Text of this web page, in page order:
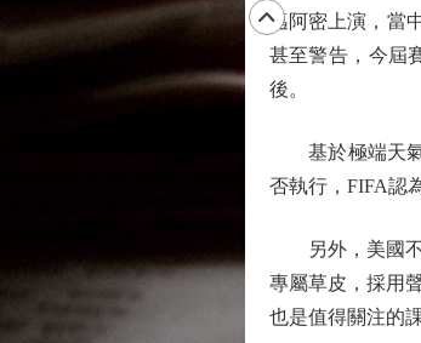
邁阿密上演，當
甚至警告，今屆
後。
基於極端天氣
否執行，FIFA認
另外，美國不
專屬草皮，採用
也是值得關注的課